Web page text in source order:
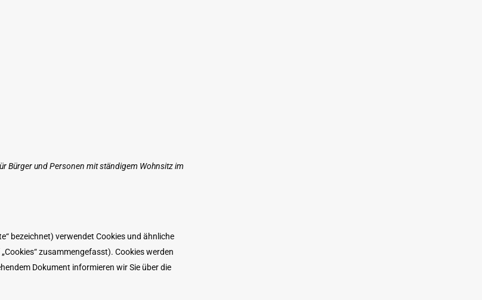
Bürger und Personen mit ständigem Wohnsitz im
bezeichnet) verwendet Cookies und ähnliche
zusammengefasst). Cookies werden
Dokument informieren wir Sie über die